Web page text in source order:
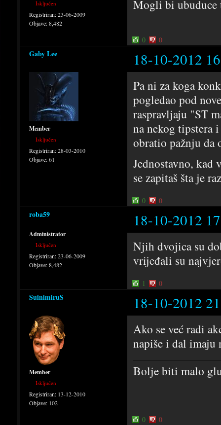
Isključen
Registriran:23-06-2009
Objave:8,482
Mogli bi ubuduce
0 0
Gaby Lee 18-10-2012
Member
Isključen
Registriran:28-03-2010
Objave:61
Pa ni za koga
pogledao pod
raspravljaju "ST
na nekog tipstera
obratio pažnju
Jednostavno, kad
se zapitaš šta je
0 0
roba59 18-10-2012
Administrator
Isključen
Registriran:23-06-2009
Objave:8,482
Njih dvojica su
vrijeđali su
1 0
SuinimiruS 18-10-2012
Member
Isključen
Registriran: 13-12-2010
Objave: 102
Ako se već radi
napiše i dal
Bolje biti malo
0 0